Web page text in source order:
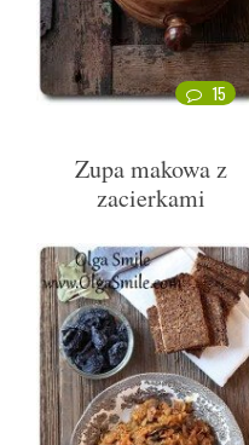
15
Zupa makowa z
zacierkami